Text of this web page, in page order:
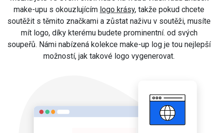
make-upu s okouzlujícím logo krásy, takže pokud chcete
soutěžit s těmito značkami a zůstat naživu v soutěži, musíte
mít logo, díky kterému budete prominentní. od svých
soupeřů. Námi nabízená kolekce make-up log je tou nejlepší
možností, jak takové logo vygenerovat.